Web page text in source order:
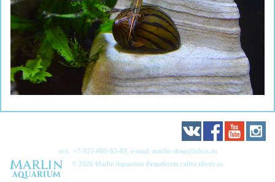
тел.: +7-925-089-63-89 , e-mail: marlin-shop@inbox.ru
© 2026 Marlin Aquarium Разработка сайта idweb.ru